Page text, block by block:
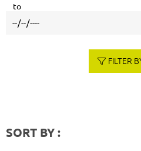
to
FILTER
SORT BY :